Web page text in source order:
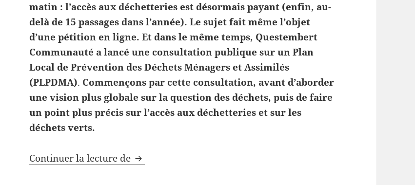
matin : l’accès aux déchetteries est désormais payant (enfin, au-
delà de 15 passages dans l’année). Le sujet fait même l’objet
d’une pétition en ligne. Et dans le même temps, Questembert
Communauté a lancé une consultation publique sur un Plan
Local de Prévention des Déchets Ménagers et Assimilés
(PLPDMA). Commençons par cette consultation, avant d’aborder
une vision plus globale sur la question des déchets, puis de faire
un point plus précis sur l’accès aux déchetteries et sur les
déchets verts.
Continuer la lecture de Déchets, déchetteries, pétition